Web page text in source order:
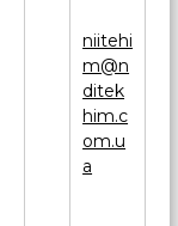
niitehi
m@n
ditek
him.c
om.u
a